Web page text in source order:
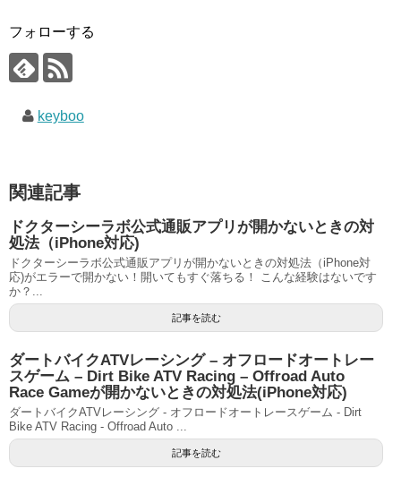
フォローする
keyboo
関連記事
ドクターシーラボ公式通販アプリが開かないときの対
処法（iPhone対応)
ドクターシーラボ公式通販アプリが開かないときの対処法（iPhone対
応)がエラーで開かない！開いてもすぐ落ちる！ こんな経験はないです
か？...
記事を読む
ダートバイクATVレーシング – オフロードオートレー
スゲーム – Dirt Bike ATV Racing – Offroad Auto
Race Gameが開かないときの対処法(iPhone対応)
ダートバイクATVレーシング - オフロードオートレースゲーム - Dirt
Bike ATV Racing - Offroad Auto ...
記事を読む